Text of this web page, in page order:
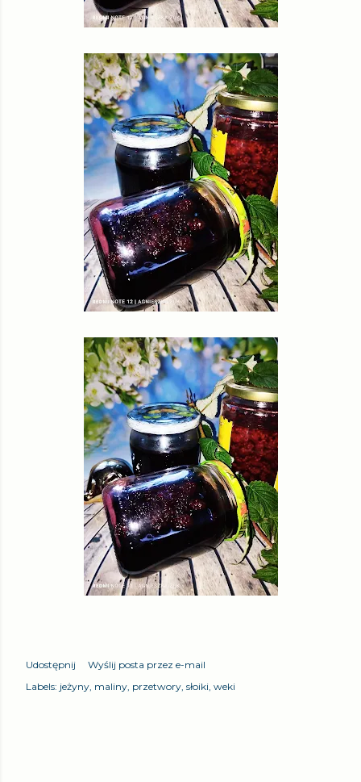
Udostępnij
Wyślij posta przez e-mail
Labels: jeżyny maliny przetwory słoiki weki